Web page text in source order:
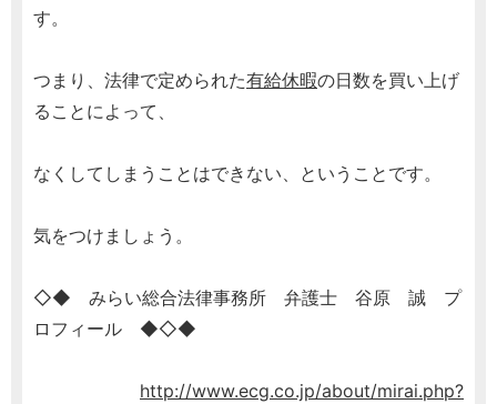
す。
つまり、法律で定められた有給休暇の日数を買い上げ
ることによって、
なくしてしまうことはできない、ということです。
気をつけましょう。
◇◆ みらい総合法律事務所 弁護士 谷原 誠 プ
ロフィール ◆◇◆
http://www.ecg.co.jp/about/mirai.php?